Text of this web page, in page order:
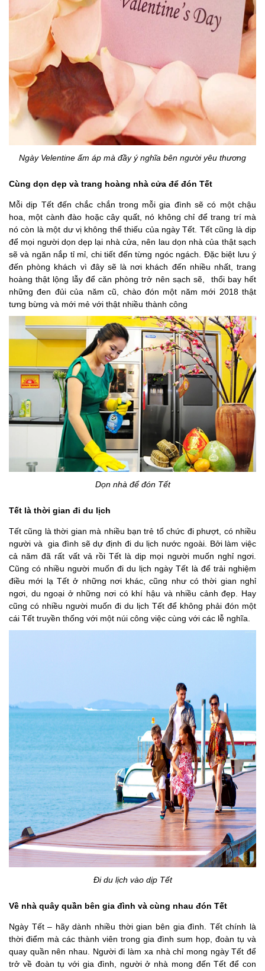
Ngày Velentine ấm áp mà đầy ý nghĩa bên người yêu thương
Cùng dọn dẹp và trang hoàng nhà cửa để đón Tết
Mỗi dịp Tết đến chắc chắn trong mỗi gia đình sẽ có một chậu
hoa, một cành đào hoặc cây quất, nó không chỉ để trang trí mà
nó còn là một dư vị không thể thiếu của ngày Tết. Tết cũng là dịp
để mọi người dọn dẹp lại nhà cửa, nên lau dọn nhà của thật sạch
sẽ và ngăn nắp tỉ mỉ, chi tiết đến từng ngóc ngách. Đặc biệt lưu ý
đến phòng khách vì đây sẽ là nơi khách đến nhiều nhất, trang
hoàng thật lộng lẫy để căn phòng trở nên sạch sẽ, thổi bay hết
những đen đủi của năm cũ, chào đón một năm mới 2018 thật
tưng bừng và mới mẻ với thật nhiều thành công
Dọn nhà để đón Tết
Tết là thời gian đi du lịch
Tết cũng là thời gian mà nhiều bạn trẻ tổ chức đi phượt, có nhiều
người và gia đình sẽ dự định đi du lịch nước ngoài. Bởi làm việc
cả năm đã rất vất vả rồi Tết là dịp mọi người muốn nghỉ ngơi.
Cũng có nhiều người muốn đi du lịch ngày Tết là để trải nghiệm
điều mới lạ Tết ở những nơi khác, cũng như có thời gian nghỉ
ngơi, du ngoại ở những nơi có khí hậu và nhiều cảnh đẹp. Hay
cũng có nhiều người muốn đi du lịch Tết để không phải đón một
cái Tết truyền thống với một núi công việc cùng với các lễ nghĩa.
Đi du lịch vào dịp Tết
Về nhà quây quần bên gia đình và cùng nhau đón Tết
Ngày Tết – hãy dành nhiều thời gian bên gia đình. Tết chính là
thời điểm mà các thành viên trong gia đình sum họp, đoàn tụ và
quay quần nên nhau. Người đi làm xa nhà chỉ mong ngày Tết để
trở về đoàn tụ với gia đình, người ở nhà mong đến Tết để con